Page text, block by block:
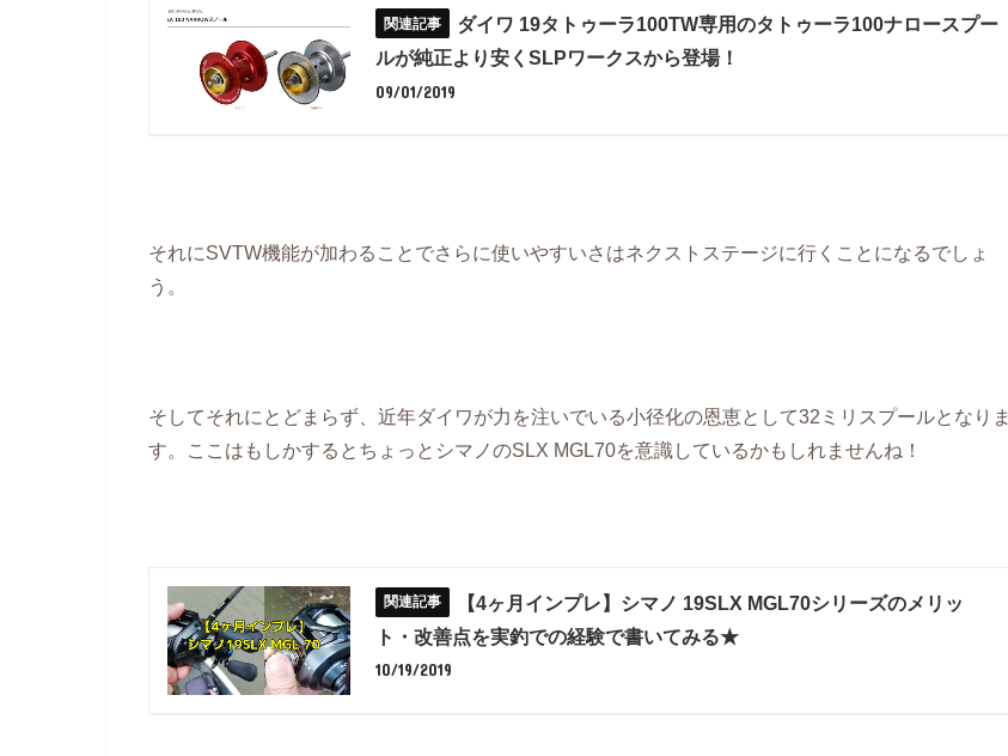
ダイワ 19タトゥーラ100TW専用のタトゥーラ100ナロースプー
ルが純正より安くSLPワークスから登場！
09/01/2019
それにSVTW機能が加わることでさらに使いやすいさはネクストステージに行くことになるでしょ
う。
そしてそれにとどまらず、近年ダイワが力を注いでいる小径化の恩恵として32ミリスプールとなりま
す。ここはもしかするとちょっとシマノのSLX MGL70を意識しているかもしれませんね！
【4ヶ月インプレ】シマノ 19SLX MGL70シリーズのメリッ
ト・改善点を実釣での経験で書いてみる★
10/19/2019